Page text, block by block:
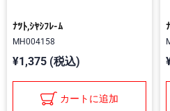
ﾅﾂﾄ,ｼﾔｼﾌﾚ-ﾑ
MH004158
¥1,375 (税込)
カートに追加